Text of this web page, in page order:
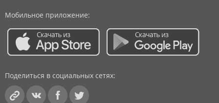
Мобильное приложение:
Поделиться в социальных сетях: